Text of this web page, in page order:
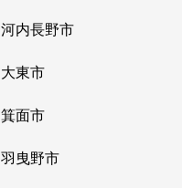
河内長野市
大東市
箕面市
羽曳野市